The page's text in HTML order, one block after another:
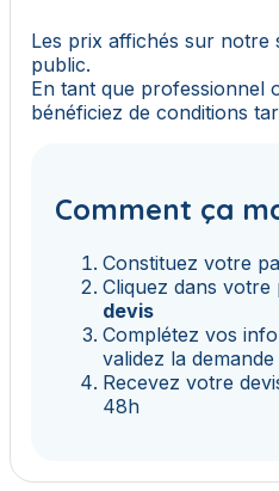
Les prix affichés sur
public.
En tant que professionnel
bénéficiez de conditions
Comment ça
Constituez votre
Cliquez dans
devis
Complétez vos
validez la demande
Recevez votre
48h